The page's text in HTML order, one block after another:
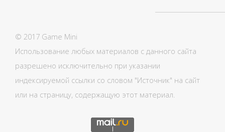
© 2017 Game Mini
Использование любых материалов с данного сайта
разрешено исключительно при указании
индексируемой ссылки со словом "Источник" на сайт
или на страницу, содержащую этот материал.